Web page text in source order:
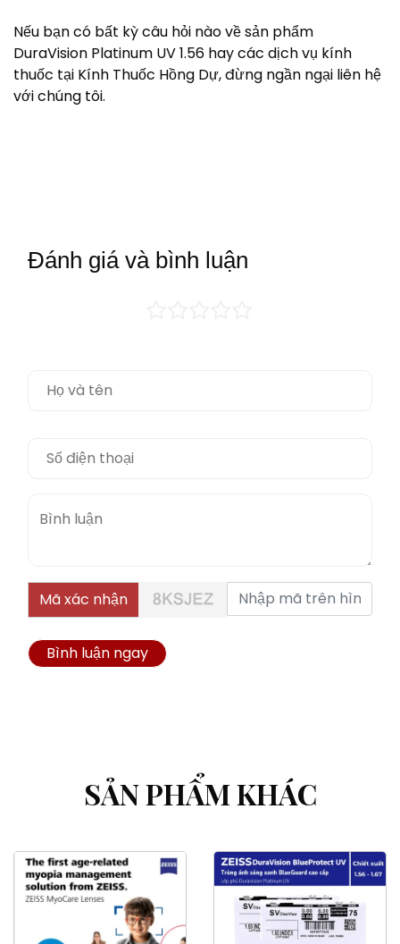
Nếu bạn có bất kỳ câu hỏi nào về sản phẩm
DuraVision Platinum UV 1.56 hay các dịch vụ kính
thuốc tại Kính Thuốc Hồng Dự, đừng ngần ngại liên hệ
với chúng tôi.
Đánh giá và bình luận
Mã xác nhận
Bình luận ngay
SẢN PHẨM KHÁC